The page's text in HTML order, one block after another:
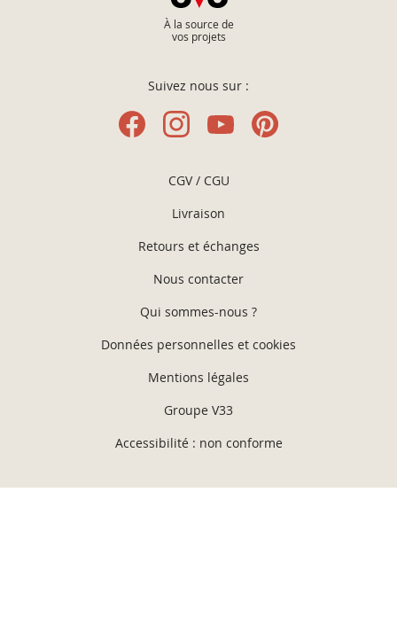
À la source de
vos projets
Suivez nous sur :
CGV / CGU
Livraison
Retours et échanges
Nous contacter
Qui sommes-nous ?
Données personnelles et cookies
Mentions légales
Groupe V33
Accessibilité : non conforme